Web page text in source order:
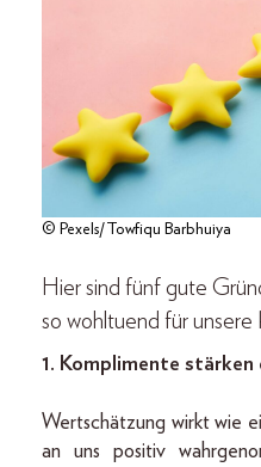
© Pexels/Towfiqu Barbhuiya
Hier sind fünf gute
so wohltuend für unsere
1. Komplimente
Wertschätzung wirkt wie
an uns positiv